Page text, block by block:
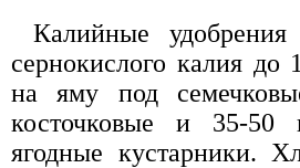
Калийные
сернокислого калия до
на яму под
косточковые и 35-
ягодные кустарники.